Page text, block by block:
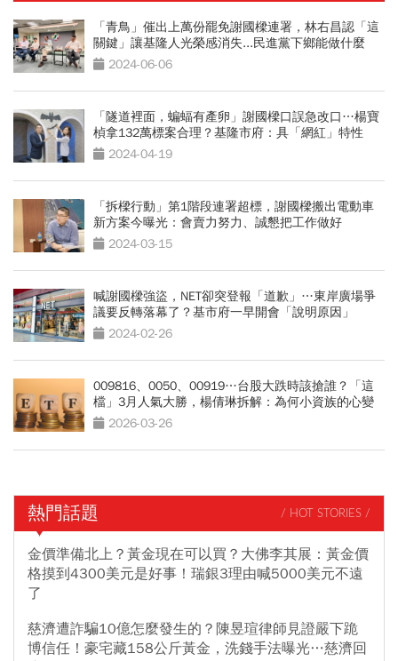
「青鳥」催出上萬份罷免謝國樑連署，林右昌認「這
關鍵」讓基隆人光榮感消失...民進黨下鄉能做什麼
2024-06-06
「隧道裡面，蝙蝠有產卵」謝國樑口誤急改口…楊寶
楨拿132萬標案合理？基隆市府：具「網紅」特性
2024-04-19
「拆樑行動」第1階段連署超標，謝國樑搬出電動車
新方案今曝光：會賣力努力、誠懇把工作做好
2024-03-15
喊謝國樑強盜，NET卻突登報「道歉」…東岸廣場爭
議要反轉落幕了？基市府一早開會「說明原因」
2024-02-26
009816、0050、00919…台股大跌時該搶誰？「這
檔」3月人氣大勝，楊倩琳拆解：為何小資族的心變
了 2026-03-26
熱門話題 / HOT STORIES /
金價準備北上？黃金現在可以買？大佛李其展：黃金價
格摸到4300美元是好事！瑞銀3理由喊5000美元不遠
了
慈濟遭詐騙10億怎麼發生的？陳昱瑄律師見證嚴下跪
博信任！豪宅藏158公斤黃金，洗錢手法曝光…慈濟回